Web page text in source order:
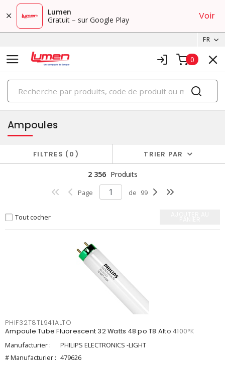
Lumen
Gratuit – sur Google Play
Voir
FR
0
PRODUITS
éclairage
Ampoules
FILTRES 0 TRIER PAR
2 356 Produits
Page de 99
Tout cocher
PHIF32T8TL941ALTO
Ampoule Tube Fluorescent 32 Watts 48 po T8 Alto 4100°K
Manufacturier :
PHILIPS ELECTRONICS -LIGHT
# Manufacturier : 479626